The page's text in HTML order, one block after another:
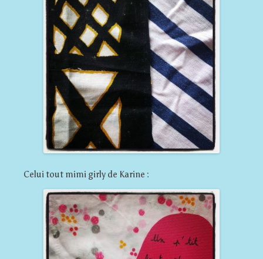
Celui tout mimi girly de Karine :